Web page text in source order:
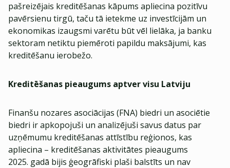
pašreizējais kreditēšanas kāpums apliecina pozitīvu
pavērsienu tirgū, taču tā ietekme uz investīcijām un
ekonomikas izaugsmi varētu būt vēl lielāka, ja banku
sektoram netiktu piemēroti papildu maksājumi, kas
kreditēšanu ierobežo.
Kreditēšanas pieaugums aptver visu Latviju
Finanšu nozares asociācijas (FNA) biedri un asociētie
biedri ir apkopojuši un analizējuši savus datus par
uzņēmumu kreditēšanas attīstību reģionos, kas
apliecina – kreditēšanas aktivitātes pieaugums
2025. gadā bijis ģeogrāfiski plaši balstīts un nav